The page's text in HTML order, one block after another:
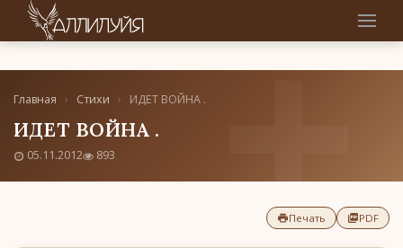
Главная › Стихи › ИДЕТ ВОЙНА .
ИДЕТ ВОЙНА .
05.11.2012 893
Печать PDF